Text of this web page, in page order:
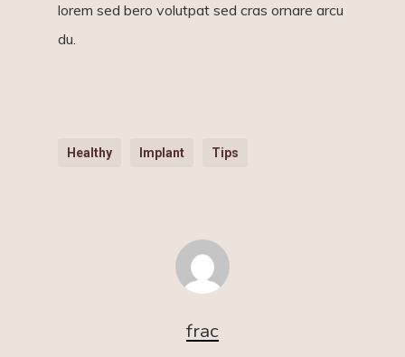
lorem sed bero volutpat sed cras ornare arcu
du.
Healthy Implant Tips
frac